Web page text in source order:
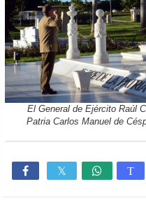
El General de Ejército Raúl
Patria Carlos Manuel de
 T